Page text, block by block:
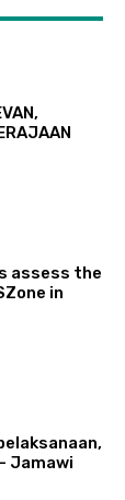
assess the
in
Jamawi